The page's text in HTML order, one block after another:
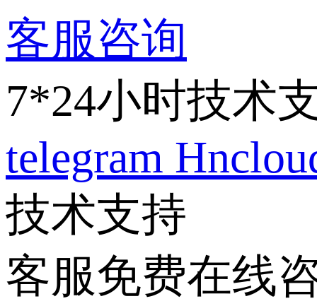
客服咨询
7*24小时技术
telegram
技术支持
客服免费在线